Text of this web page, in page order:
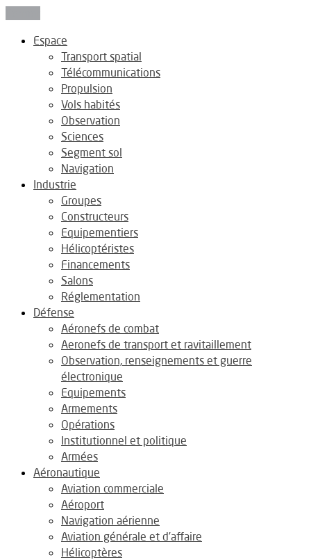
Espace
Transport spatial
Télécommunications
Propulsion
Vols habités
Observation
Sciences
Segment sol
Navigation
Industrie
Groupes
Constructeurs
Equipementiers
Hélicoptéristes
Financements
Salons
Réglementation
Défense
Aéronefs de combat
Aeronefs de transport et ravitaillement
Observation, renseignements et guerre
électronique
Equipements
Armements
Opérations
Institutionnel et politique
Armées
Aéronautique
Aviation commerciale
Aéroport
Navigation aérienne
Aviation générale et d’affaire
Hélicoptères